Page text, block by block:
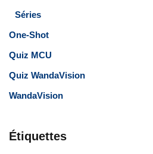
Séries
One-Shot
Quiz MCU
Quiz WandaVision
WandaVision
Étiquettes